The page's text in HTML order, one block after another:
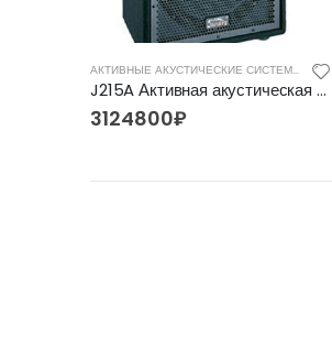
АКТИВНЫЕ АКУСТИЧЕСКИЕ СИСТЕМЫ
J215A Активная акустическая система, 250Вт, Soundking
3124800₽